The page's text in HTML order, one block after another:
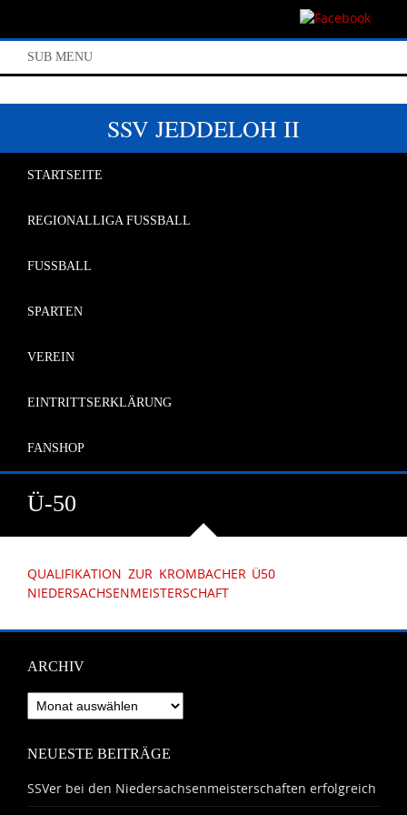
SUB MENU
SSV JEDDELOH II
STARTSEITE
REGIONALLIGA FUSSBALL
FUSSBALL
SPARTEN
VEREIN
EINTRITTSERKLÄRUNG
FANSHOP
Ü-50
QUALIFIKATION ZUR KROMBACHER Ü50
NIEDERSACHSENMEISTERSCHAFT
ARCHIV
Archiv
NEUESTE BEITRÄGE
SSVer bei den Niedersachsenmeisterschaften erfolgreich